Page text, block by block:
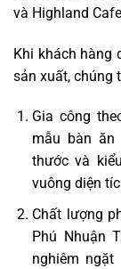
và Highland
Khi khách hàng
sản xuất, chúng
Gia công
mẫu bàn ăn
thước và
vuông diện
Chất lượng
Phú Nhuận
nghiêm